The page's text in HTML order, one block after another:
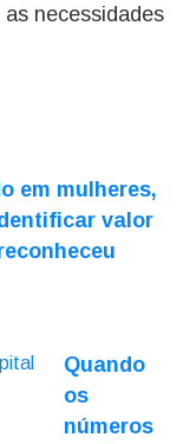
necessidades
em mulheres,
valor
Quando
os
números